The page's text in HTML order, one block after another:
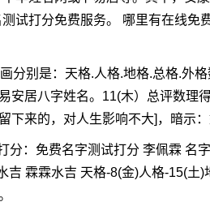
试打分免费服务。 哪里有在线免
分别是：天格.人格.地格.总格.外
安居八字姓名。11(木）总评数理
下来的，对人生影响不大]，暗示：
分：免费名字测试打分 李佩霖 名
吉 霖霖水吉 天格-8(金)人格-15(土